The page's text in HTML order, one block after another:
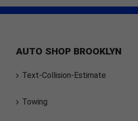
AUTO SHOP BROOKLYN
Text-Collision-Estimate
Towing